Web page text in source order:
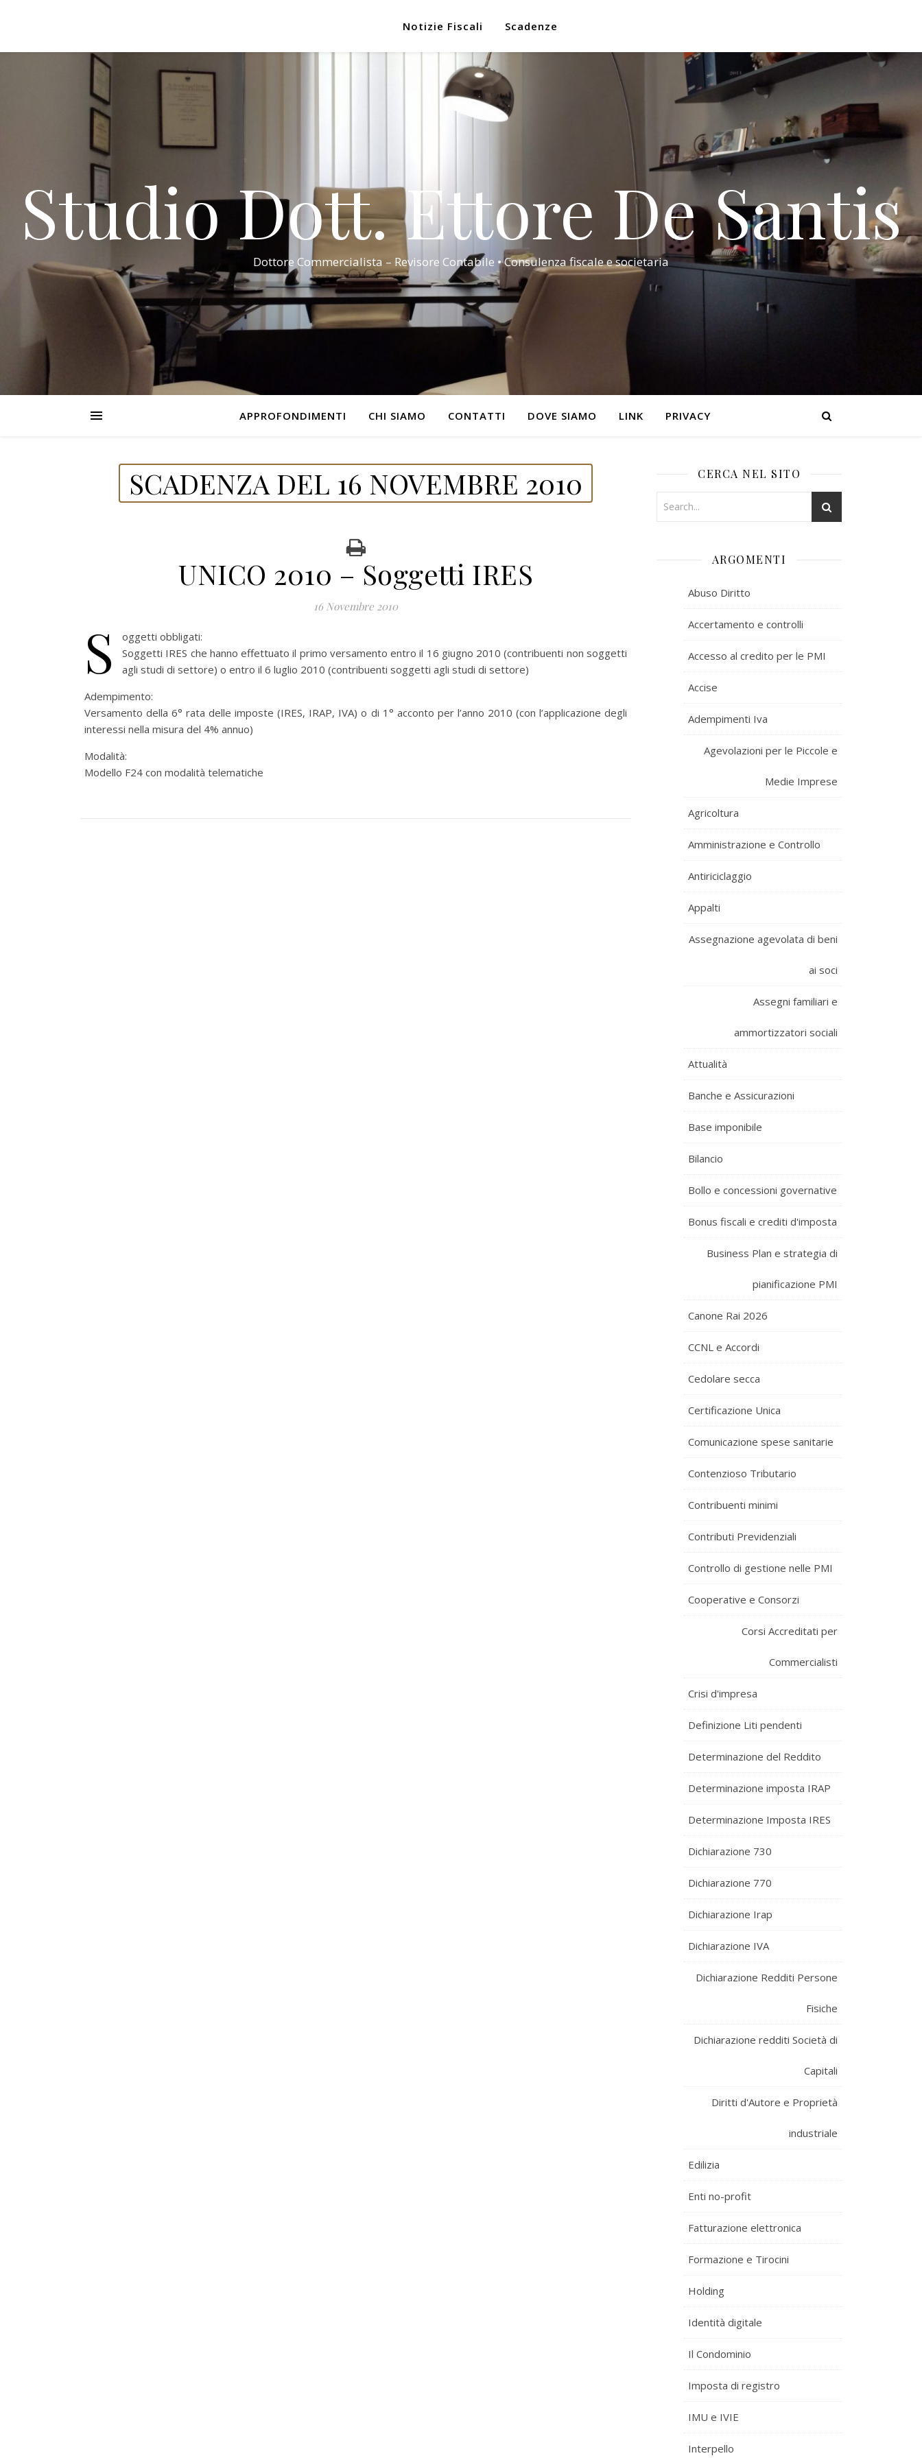
Notizie Fiscali Scadenze
Studio Dott. Ettore De Santis
Dottore Commercialista – Revisore Contabile • Consulenza fiscale e societaria
APPROFONDIMENTI CHI SIAMO CONTATTI DOVE SIAMO LINK PRIVACY
SCADENZA DEL 16 NOVEMBRE 2010
UNICO 2010 – Soggetti IRES
16 Novembre 2010
S
oggetti obbligati:
Soggetti IRES che hanno effettuato il primo versamento entro il 16 giugno 2010 (contribuenti non soggetti
agli studi di settore) o entro il 6 luglio 2010 (contribuenti soggetti agli studi di settore)
Adempimento:
Versamento della 6° rata delle imposte (IRES, IRAP, IVA) o di 1° acconto per l’anno 2010 (con l’applicazione degli
interessi nella misura del 4% annuo)
Modalità:
Modello F24 con modalità telematiche
CERCA NEL SITO
ARGOMENTI
Abuso Diritto
Accertamento e controlli
Accesso al credito per le PMI
Accise
Adempimenti Iva
Agevolazioni per le Piccole e
Medie Imprese
Agricoltura
Amministrazione e Controllo
Antiriciclaggio
Appalti
Assegnazione agevolata di beni
ai soci
Assegni familiari e
ammortizzatori sociali
Attualità
Banche e Assicurazioni
Base imponibile
Bilancio
Bollo e concessioni governative
Bonus fiscali e crediti d'imposta
Business Plan e strategia di
pianificazione PMI
Canone Rai 2026
CCNL e Accordi
Cedolare secca
Certificazione Unica
Comunicazione spese sanitarie
Contenzioso Tributario
Contribuenti minimi
Contributi Previdenziali
Controllo di gestione nelle PMI
Cooperative e Consorzi
Corsi Accreditati per
Commercialisti
Crisi d'impresa
Definizione Liti pendenti
Determinazione del Reddito
Determinazione imposta IRAP
Determinazione Imposta IRES
Dichiarazione 730
Dichiarazione 770
Dichiarazione Irap
Dichiarazione IVA
Dichiarazione Redditi Persone
Fisiche
Dichiarazione redditi Società di
Capitali
Diritti d'Autore e Proprietà
industriale
Edilizia
Enti no-profit
Fatturazione elettronica
Formazione e Tirocini
Holding
Identità digitale
Il Condominio
Imposta di registro
IMU e IVIE
Interpello